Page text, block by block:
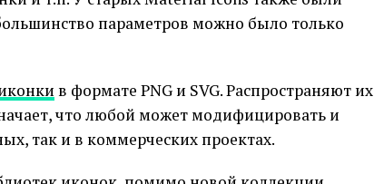
параметров можно было только
в формате PNG и SVG. Распространяют их
что любой может модифицировать и
так и в коммерческих проектах.